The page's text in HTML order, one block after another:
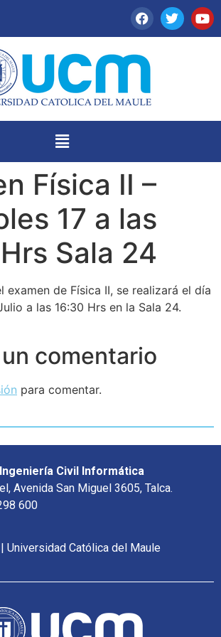
Física II –
17 a las
Sala 24
examen de Física II, se realizará el día
a las 16:30 Hrs en la Sala 24.
comentario
para comentar.
Civil Informática
Avenida San Miguel 3605, Talca.
600
Universidad Católica del Maule